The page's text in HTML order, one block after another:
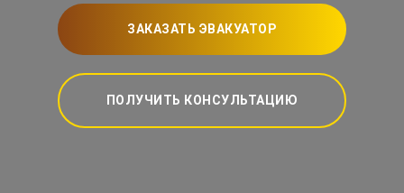
ЗАКАЗАТЬ ЭВАКУАТОР
ПОЛУЧИТЬ КОНСУЛЬТАЦИЮ